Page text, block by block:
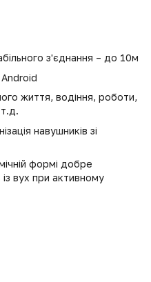
з'єднання – до 10м
Android
життя, водіння, роботи,
навушників зі
формі добре
вух при активному